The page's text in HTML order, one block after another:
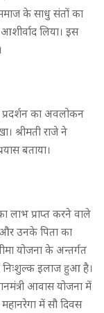
के साधु संतों का
लिया। इस
प्रदर्शन का अवलोकन
श्रीमती राजे ने
बताया।
लाभ प्राप्त करने वाले
और उनके पिता का
योजना के अन्तर्गत
इलाज हुआ है।
आवास योजना में
महानरेगा में सौ दिवस